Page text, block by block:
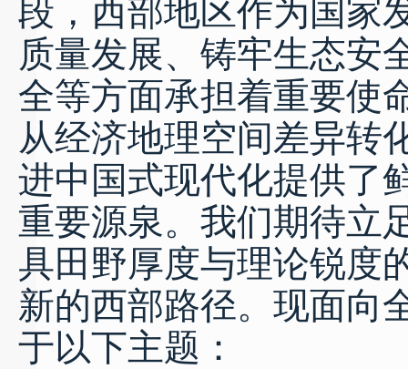
段，西部地区作为国家
质量发展、铸牢生态安
全等方面承担着重要使
从经济地理空间差异转
进中国式现代化提供了
重要源泉。我们期待立
具田野厚度与理论锐度
新的西部路径。现面向
于以下主题：